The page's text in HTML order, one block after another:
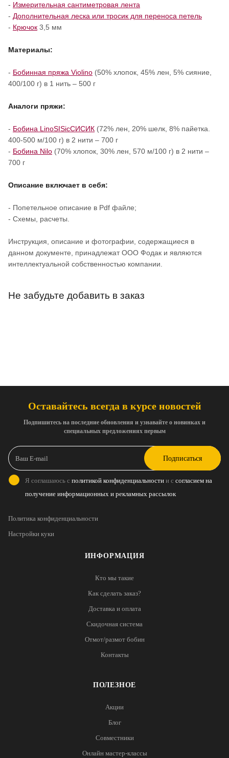
- Измерительная сантиметровая лента
- Дополнительная леска или тросик для переноса петель
- Крючок 3,5 мм
Материалы:
- Бобинная пряжа Violino (50% хлопок, 45% лен, 5% сияние,
400/100 г) в 1 нить – 500 г
Аналоги пряжи:
- Бобина LinoSISicСИСИК (72% лен, 20% шелк, 8% пайетка.
400-500 м/100 г) в 2 нити – 700 г
- Бобина Nilo (70% хлопок, 30% лен, 570 м/100 г) в 2 нити –
700 г
Описание включает в себя:
- Попетельное описание в Pdf файле;
- Схемы, расчеты.
Инструкция, описание и фотографии, содержащиеся в
данном документе, принадлежат ООО Фодак и являются
интеллектуальной собственностью компании.
Не забудьте добавить в заказ
ИНФОРМАЦИЯ
Кто мы такие
Как сделать заказ?
Доставка и оплата
Скидочная система
Отмот/размот бобин
Контакты
ПОЛЕЗНОЕ
Акции
Блог
Совместники
Онлайн мастер-классы
Оставайтесь всегда в курсе новостей
Подпишитесь на последние обновления и узнавайте о новинках и
специальных предложениях первым
Подписаться
Я соглашаюсь с политикой конфиденциальности и с согласием на
получение информационных и рекламных рассылок
Политика конфиденциальности
Настройки куки